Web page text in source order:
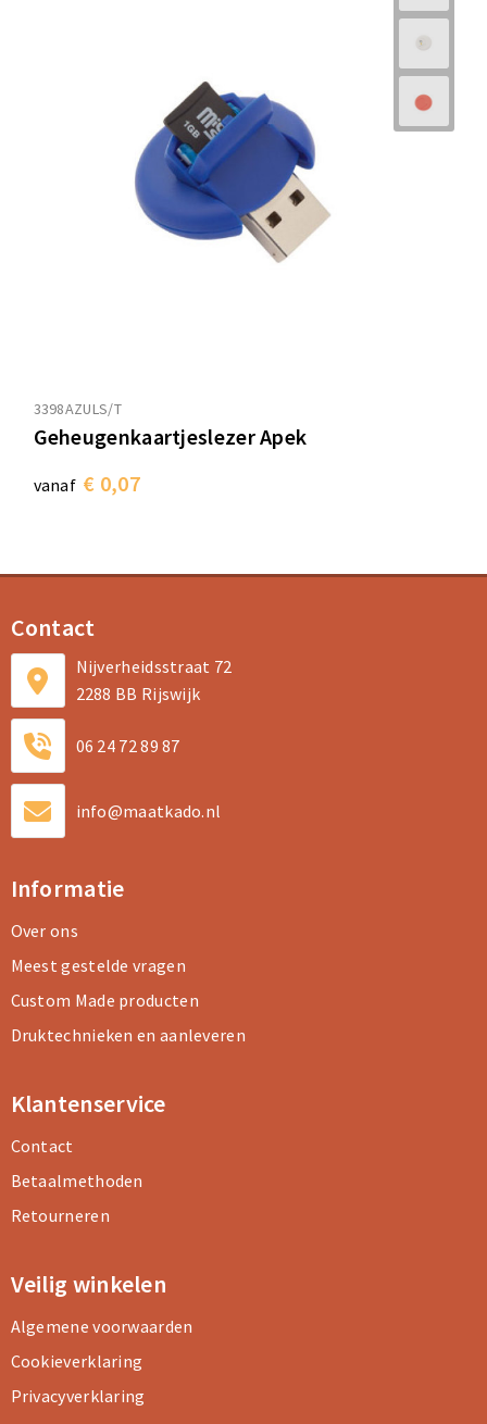
3398AZULS/T
Geheugenkaartjeslezer Apek
vanaf € 0,07
Contact
Nijverheidsstraat 72
2288 BB Rijswijk
06 24 72 89 87
info@maatkado.nl
Informatie
Over ons
Meest gestelde vragen
Custom Made producten
Druktechnieken en aanleveren
Klantenservice
Contact
Betaalmethoden
Retourneren
Veilig winkelen
Algemene voorwaarden
Cookieverklaring
Privacyverklaring